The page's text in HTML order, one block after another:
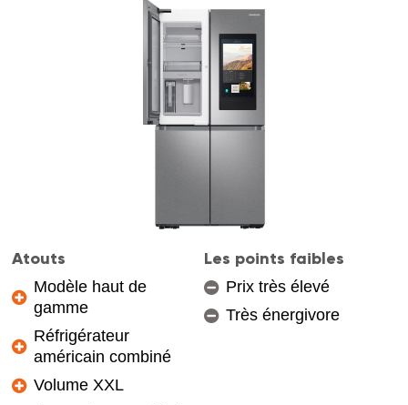
Atouts
Modèle haut de
gamme
Réfrigérateur
américain combiné
Volume XXL
Les points faibles
Prix très élevé
Très énergivore